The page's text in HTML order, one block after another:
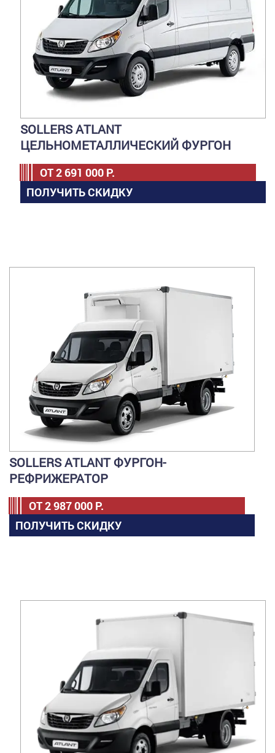
SOLLERS ATLANT
ЦЕЛЬНОМЕТАЛЛИЧЕСКИЙ ФУРГОН
ОТ2 691 000 Р.
ПОЛУЧИТЬ СКИДКУ
SOLLERS ATLANT ФУРГОН-
РЕФРИЖЕРАТОР
ОТ2 987 000 Р.
ПОЛУЧИТЬ СКИДКУ